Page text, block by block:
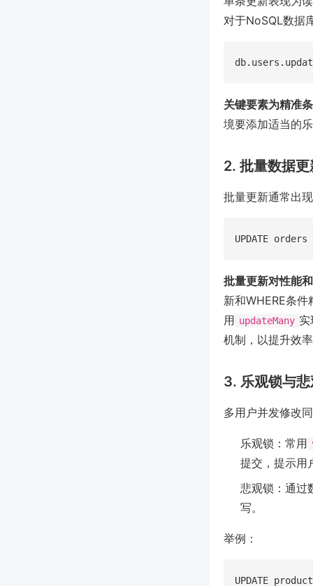
对于NoSQL数据
关键要素为精准
境要添加适当的
2. 批量数据更
批量更新通常出
批量更新对性能
新和WHERE条
用 updateMany
机制，以提升效
3. 乐观锁与
多用户并发修改
乐观锁：常用
提交，提示用
悲观锁：通过
写。
举例：